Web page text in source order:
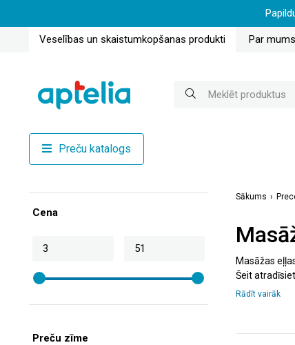
Veselības un skaistumkopšanas produkti Par mums
Preču katalogs
Cena
Preču zīme
Sākums
Masāžas
Šeit
piemērotāko
Rādīt vairāk